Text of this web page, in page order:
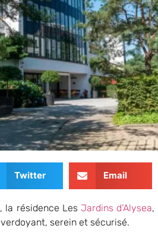
Twitter Email
la résidence LesJardins d’Alysea,
serein et sécurisé.